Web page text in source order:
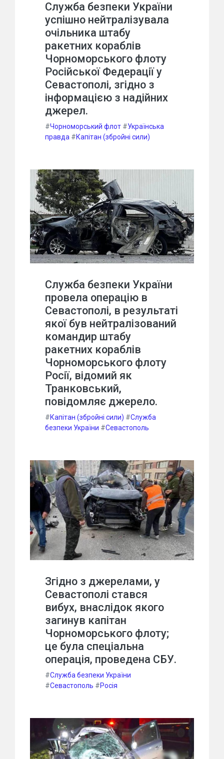
Служба безпеки України
успішно нейтралізувала
очільника штабу
ракетних кораблів
Чорноморського флоту
Російської Федерації у
Севастополі, згідно з
інформацією з надійних
джерел.
#Чорноморський флот #Українська
правда #Капітан (збройні сили)
Служба безпеки України
провела операцію в
Севастополі, в результаті
якої був нейтралізований
командир штабу
ракетних кораблів
Чорноморського флоту
Росії, відомий як
Транковський,
повідомляє джерело.
#Капітан (збройні сили) #Служба
безпеки України #Севастополь
Згідно з джерелами, у
Севастополі стався
вибух, внаслідок якого
загинув капітан
Чорноморського флоту;
це була спеціальна
операція, проведена СБУ.
#Служба безпеки України
#Севастополь #Росія